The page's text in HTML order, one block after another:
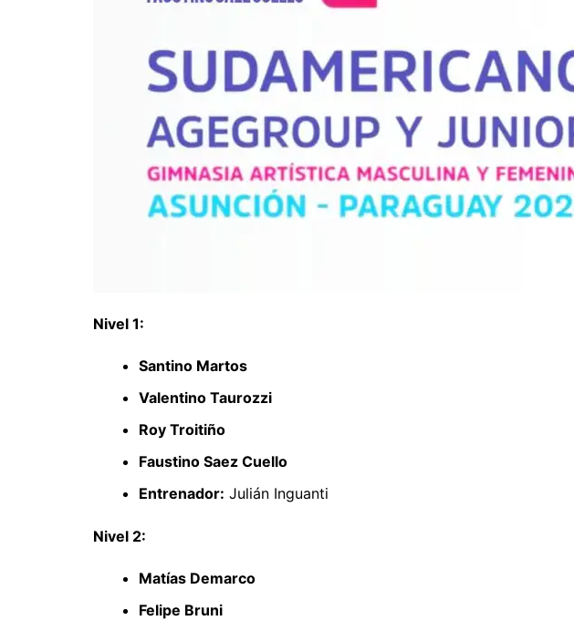
Nivel 1:
Santino Martos
Valentino Taurozzi
Roy Troitiño
Faustino Saez Cuello
Entrenador: Julián Inguanti
Nivel 2:
Matías Demarco
Felipe Bruni